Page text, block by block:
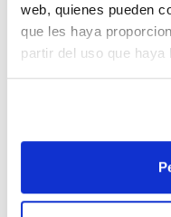
web, quienes pueden
que les haya
partir del uso que
Placa Petri aséptica
vientos. Color
PPD-90143A